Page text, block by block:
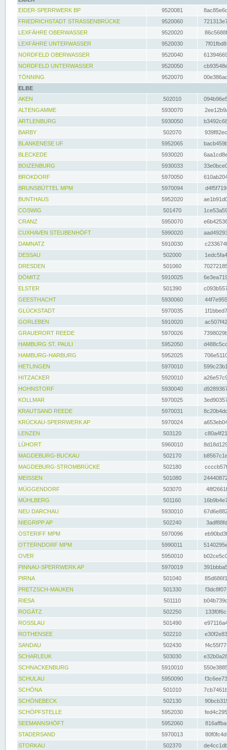
EIDER-SPERRWERK BP
9520081
FRIEDRICHSTADT STRASSENBRÜCKE
9520060
LEXFÄHRE OBERWASSER
9520020
LEXFÄHRE UNTERWASSER
9520030
NORDFELD OBERWASSER
9520040
NORDFELD UNTERWASSER
9520050
TÖNNING
9520070
ELBE
AKEN
502010
ALTENGAMME
5930070
ARTLENBURG
5930050
BARBY
502070
BLANKENESE UF
5952065
BLECKEDE
5930020
BOIZENBURG
5930033
BROKDORF
5970050
BRUNSBÜTTEL MPM
5970094
BUNTHAUS
5952020
COSWIG
501470
CRANZ
5950070
CUXHAVEN STEUBENHÖFT
5990020
DAMNATZ
5910030
DESSAU
502000
DRESDEN
501060
DÖMITZ
5910025
ELSTER
501390
GEESTHACHT
5930060
GLÜCKSTADT
5970035
GORLEBEN
5910020
GRAUERORT REEDE
5970026
HAMBURG ST. PAULI
5952050
HAMBURG-HARBURG
5952025
HETLINGEN
5970010
HITZACKER
5920010
HOHNSTORF
5930040
KOLLMAR
5970025
KRAUTSAND REEDE
5970031
KRÜCKAU-SPERRWERK AP
5970024
LENZEN
503120
LÜHORT
5960010
MAGDEBURG-BUCKAU
502170
MAGDEBURG-STROMBRÜCKE
502180
MEISSEN
501080
MÜGGENDORF
503070
MÜHLBERG
501160
NEU DARCHAU
5930010
NIEGRIPP AP
502240
OSTERIFF MPM
5970096
OTTERNDORF MPM
5990011
OVER
5950010
PINNAU-SPERRWERK AP
5970019
PIRNA
501040
PRETZSCH-MAUKEN
501330
RIESA
501110
ROGÄTZ
502250
ROSSLAU
501490
ROTHENSEE
502210
SANDAU
502430
SCHARLEUK
503030
SCHNACKENBURG
5910010
SCHULAU
5950090
SCHÖNA
501010
SCHÖNEBECK
502130
SCHÖPFSTELLE
5952030
SEEMANNSHÖFT
5952060
STADERSAND
5970013
STORKAU
502370